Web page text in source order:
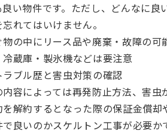
良い物件です。ただし、どんなに
れてはいけません。
の中にリース品や廃棄・故障の可
蔵庫・製氷機などは要注意
ブル歴と害虫対策の確認
内容によっては再発防止方法、害
解約するとなった際の保証金償却
良いのかスケルトン工事が必要